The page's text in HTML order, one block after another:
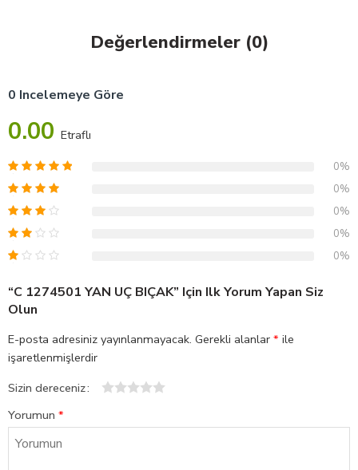
Değerlendirmeler (0)
0 Incelemeye Göre
0.00 Etraflı
0%
0%
0%
0%
0%
“C 1274501 YAN UÇ BIÇAK” Için Ilk Yorum Yapan Siz
Olun
E-posta adresiniz yayınlanmayacak. Gerekli alanlar * ile
işaretlenmişlerdir
Sizin dereceniz
Yorumun *